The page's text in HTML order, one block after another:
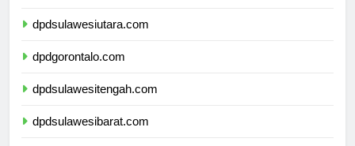
dpdsulawesiutara.com
dpdgorontalo.com
dpdsulawesitengah.com
dpdsulawesibarat.com